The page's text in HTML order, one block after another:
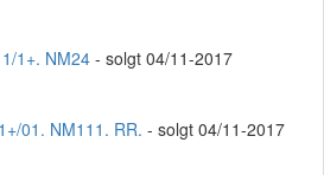
1+. NM24 - solgt 04/11-2017
01. NM111. RR. - solgt 04/11-2017